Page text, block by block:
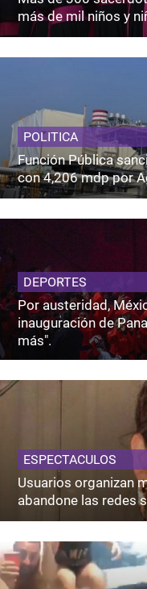
más de mil niños y
POLITICA
Función Pública
con 4,206 mdp por
DEPORTES
Por austeridad,
inauguración de
más".
ESPECTACULOS
Usuarios organizan
abandone las redes